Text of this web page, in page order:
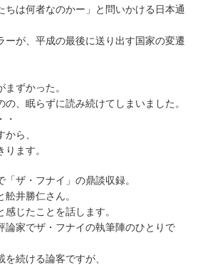
ちは何者なのかー」と問いかける日本通
ーが、平成の最後に送り出す国家の変遷
ずかった。
、眠らずに読み続けてしまいました。
・
ら、
ます。
ザ・フナイ」の鼎談収録。
井勝仁さん。
じたことを話します。
論家でザ・フナイの執筆陣のひとりで
続ける論客ですが、